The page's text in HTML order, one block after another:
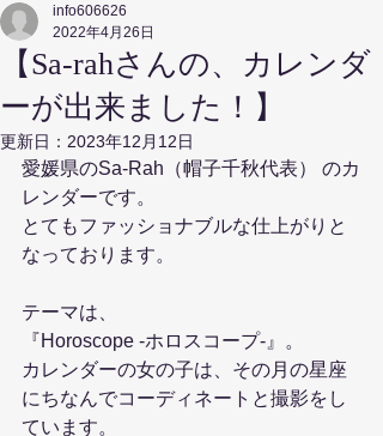
【Sa-rahさんの、カレンダ
ーが出来ました！】
info606626
2022年4月26日
更新日： 2023年12月12日
愛媛県のSa-Rah（帽子千秋代表） のカ
レンダーです。
とてもファッショナブルな仕上がりと
なっております。
テーマは、
『Horoscope -ホロスコープ-』。
カレンダーの女の子は、その月の星座
にちなんでコーディネートと撮影をし
ています。